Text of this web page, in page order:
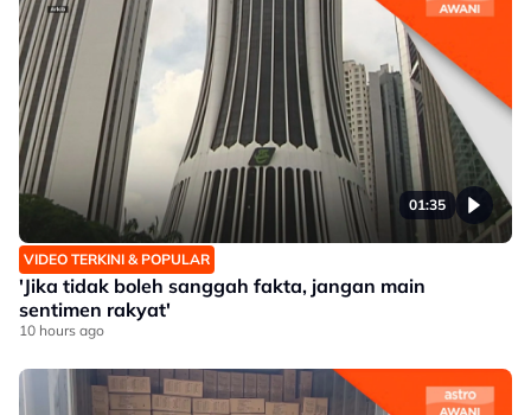
01:35
VIDEO TERKINI & POPULAR
'Jika tidak boleh sanggah fakta, jangan main
sentimen rakyat'
10 hours ago